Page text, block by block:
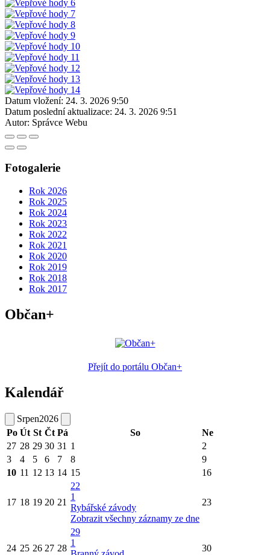
Datum vložení: 24. 3. 2026 9:50
Datum poslední aktualizace: 24. 3. 2026 9:51
Autor: Správce Webu
Fotogalerie
Rok 2026
Rok 2025
Rok 2024
Rok 2023
Rok 2022
Rok 2021
Rok 2020
Rok 2019
Rok 2018
Rok 2017
Občan+
Přejít do portálu Občan+
Kalendář
Srpen2026
Po Út St Čt Pá So
Ne
27 28 29 30 31 1
2
3
4 5 6 7 8
9
10 11 12 13 14 15 16
17 18 19 20 21
22
1
Rybářské závody
Zobrazit všechny záznamy ze dne
23
24 25 26 27 28
29
1
30